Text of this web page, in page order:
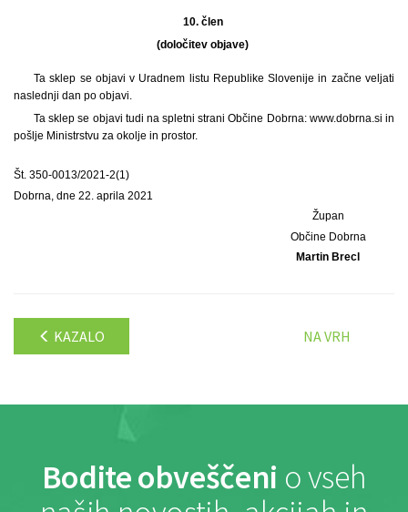
10. člen
(določitev objave)
Ta sklep se objavi v Uradnem listu Republike Slovenije in začne veljati
naslednji dan po objavi.
Ta sklep se objavi tudi na spletni strani Občine Dobrna: www.dobrna.si in
pošlje Ministrstvu za okolje in prostor.
Št. 350-0013/2021-2(1)
Dobrna, dne 22. aprila 2021
Župan
Občine Dobrna
Martin Brecl
KAZALO NA VRH
Bodite obveščeni o vseh